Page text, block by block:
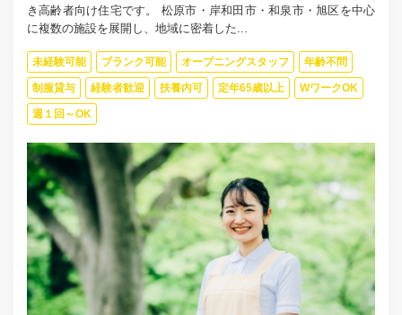
き高齢者向け住宅です。 松原市・岸和田市・和泉市・旭区を中心
に複数の施設を展開し、地域に密着した...
未経験可能 ブランク可能 オープニングスタッフ 年齢不問
制服貸与 経験者歓迎 扶養内可 定年65歳以上 WワークOK
週１回～OK